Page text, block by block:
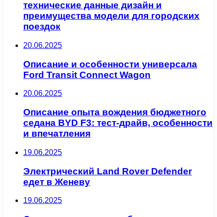
технические данные дизайн и
преимущества модели для городских
поездок
20.06.2025
Описание и особенности универсала
Ford Transit Connect Wagon
20.06.2025
Описание опыта вождения бюджетного
седана BYD F3: тест-драйв, особенности
и впечатления
19.06.2025
Электрический Land Rover Defender
едет в Женеву
19.06.2025